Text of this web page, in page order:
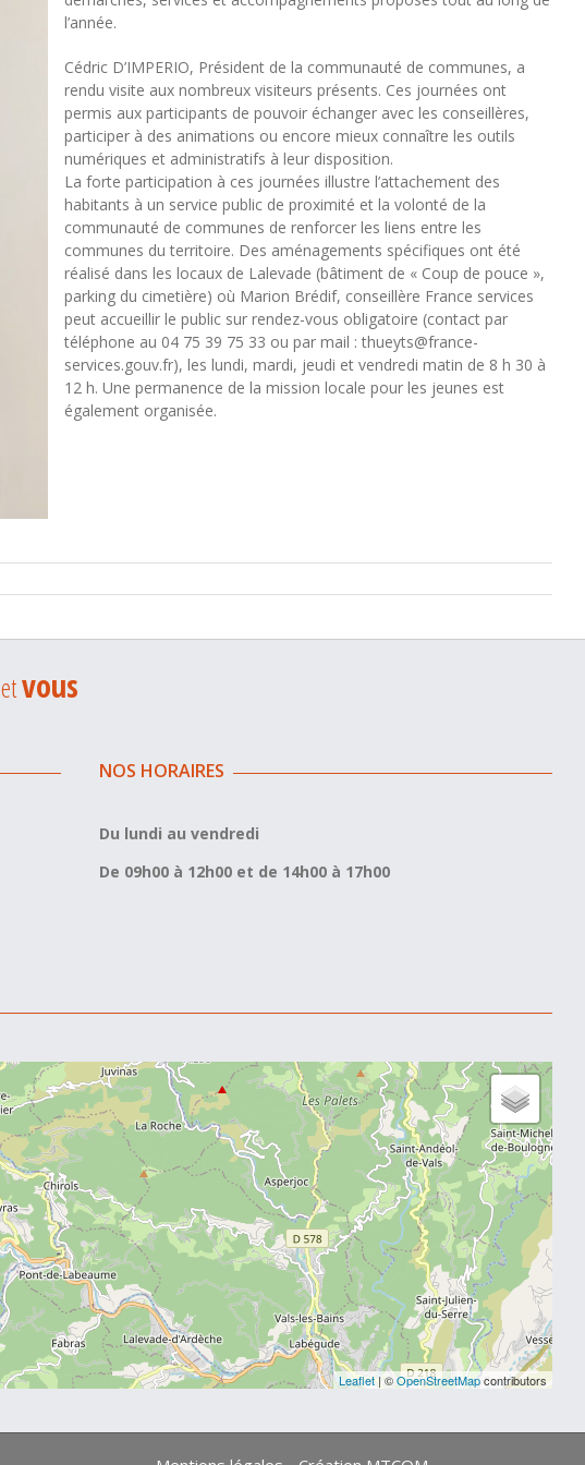
l’année.
Cédric D’IMPERIO, Président de la communauté de communes, a
rendu visite aux nombreux visiteurs présents. Ces journées ont
permis aux participants de pouvoir échanger avec les conseillères,
participer à des animations ou encore mieux connaître les outils
numériques et administratifs à leur disposition.
La forte participation à ces journées illustre l’attachement des
habitants à un service public de proximité et la volonté de la
communauté de communes de renforcer les liens entre les
communes du territoire. Des aménagements spécifiques ont été
réalisé dans les locaux de Lalevade (bâtiment de « Coup de pouce »,
parking du cimetière) où Marion Brédif, conseillère France services
peut accueillir le public sur rendez-vous obligatoire (contact par
téléphone au 04 75 39 75 33 ou par mail : thueyts@france-
services.gouv.fr), les lundi, mardi, jeudi et vendredi matin de 8 h 30 à
12 h. Une permanence de la mission locale pour les jeunes est
également organisée.
etvous
NOS HORAIRES
Du lundi au vendredi
De 09h00 à 12h00 et de 14h00 à 17h00
Leaflet| ©OpenStreetMapcontributors